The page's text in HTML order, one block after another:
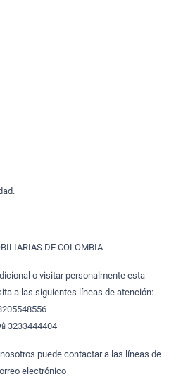
DE COLOMBIA
o visitar personalmente esta
a las siguientes líneas de atención:
3233444404
puede contactar a las líneas de
electrónico